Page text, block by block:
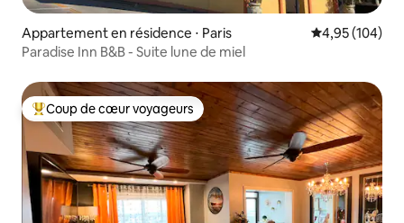
Appartement en résidence ⋅ Paris Évaluation
4,95 (104)
Paradise Inn B&B - Suite lune de miel
Coups de cœur voyageurs les plus appréciés
Coup de cœur voyageurs